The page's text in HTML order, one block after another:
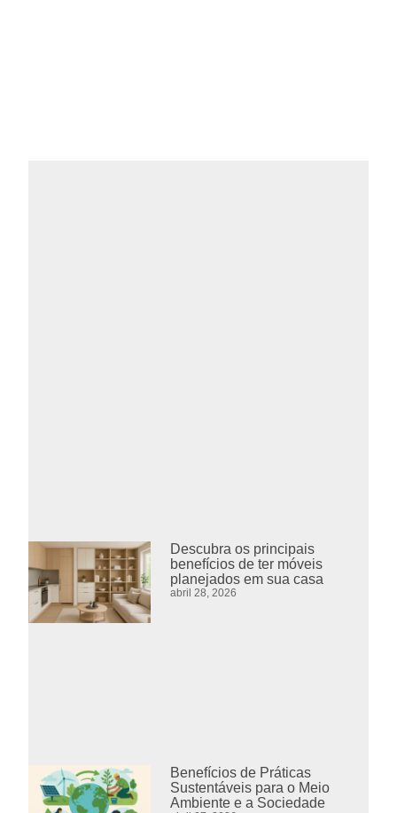
Descubra os principais
benefícios de ter móveis
planejados em sua casa
abril 28, 2026
Benefícios de Práticas
Sustentáveis para o Meio
Ambiente e a Sociedade